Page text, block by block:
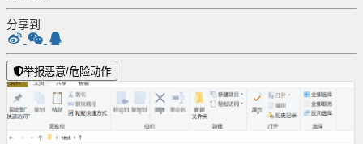
分享到
举报恶意/危险动作